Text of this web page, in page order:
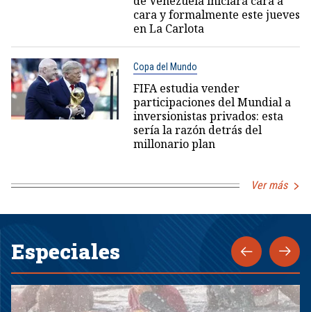
cara y formalmente este jueves
en La Carlota
Copa del Mundo
FIFA estudia vender
participaciones del Mundial a
inversionistas privados: esta
sería la razón detrás del
millonario plan
Ver más
Especiales